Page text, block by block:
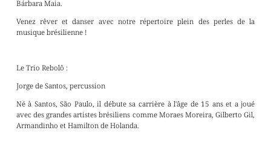
Bárbara Maia.
Venez rêver et danser avec notre répertoire plein des perles de la
musique brésilienne !
Le Trio Rebolô :
Jorge de Santos, percussion
Né à Santos, São Paulo, il débute sa carrière à l'âge de 15 ans et a joué
avec des grandes artistes brésiliens comme Moraes Moreira, Gilberto Gil,
Armandinho et Hamilton de Holanda.